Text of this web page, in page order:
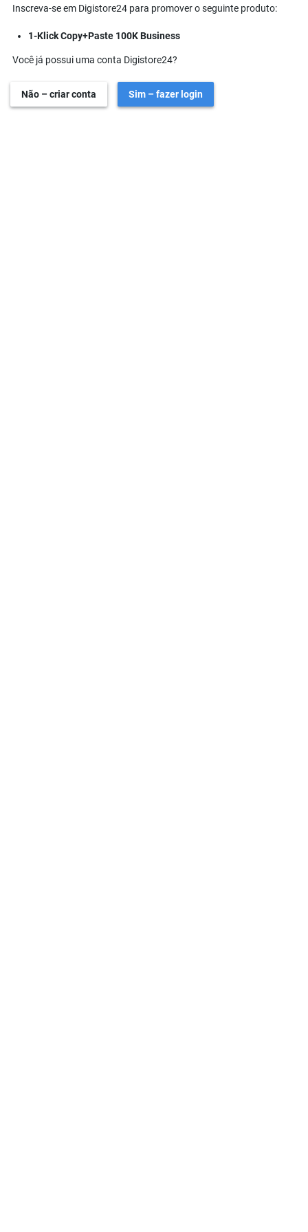
Inscreva-se em Digistore24 para promover o seguinte produto:
1-Klick Copy+Paste 100K Business
Você já possui uma conta Digistore24?
Não – criar conta Sim – fazer login